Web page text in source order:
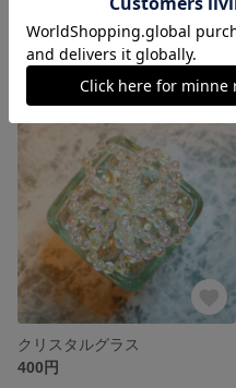
ヒメリ
400円
クリスタルグラス
400円